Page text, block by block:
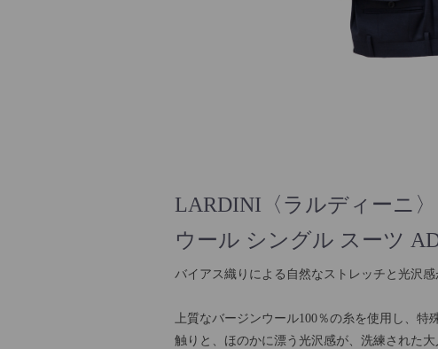
LARDINI〈ラルディーニ〉
ウール シングル スーツ
バイアス織りによる自然なストレッチと光沢感
上質なバージンウール100％の糸を使用し、
触りと、ほのかに漂う光沢感が、洗練された